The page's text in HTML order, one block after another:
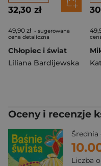
32,30 zł
49,90 zł - sugerowana
cena detaliczna
Chłopiec i świat
Liliana Bardijewska
Oceny i recenzje
Średnia
Liczba